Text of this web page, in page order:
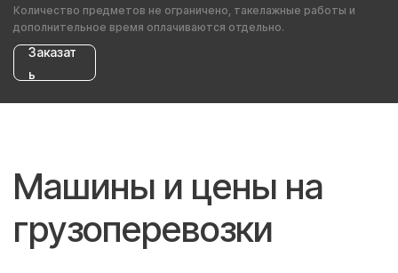
Количество предметов не ограничено, такелажные работы и
дополнительное время оплачиваются отдельно.
Заказат
ь
Машины и цены на
грузоперевозки